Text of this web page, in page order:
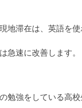
地滞在は、英語を
急速に改善します。
勉強をしている高